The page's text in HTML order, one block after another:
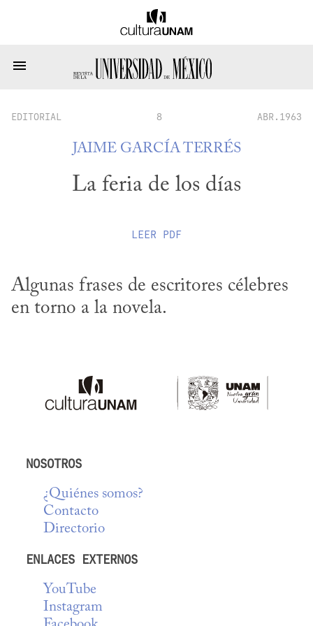
EDITORIAL 8 ABR.1963
JAIME GARCÍA TERRÉS
La feria de los días
LEER PDF
Algunas frases de escritores célebres
en torno a la novela.
NOSOTROS
¿Quiénes somos?
Contacto
Directorio
ENLACES EXTERNOS
YouTube
Instagram